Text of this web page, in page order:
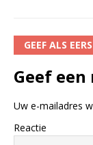
GEEF ALS
Geef
Uw e-mailadres
Reactie